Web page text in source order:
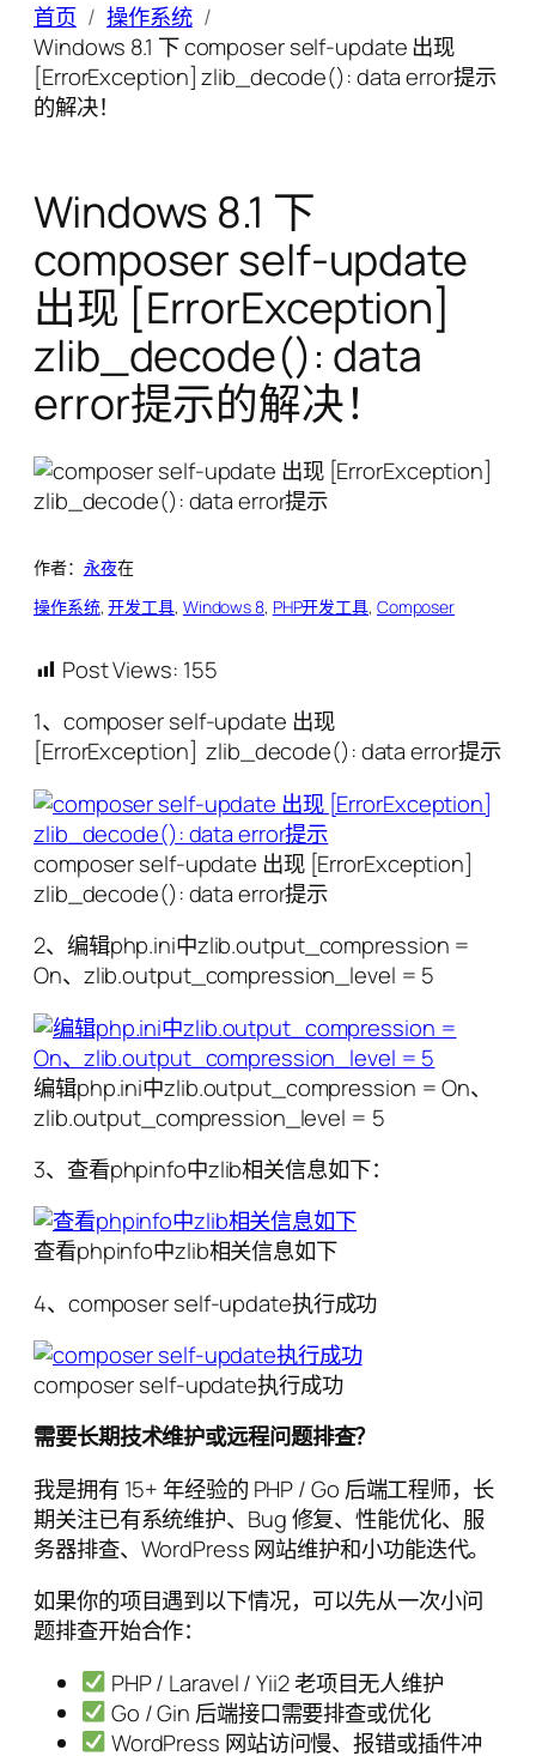
首页
操作系统
Windows 8.1 下 composer self-update 出现
[ErrorException] zlib_decode(): data error提示
的解决！
Windows 8.1 下
composer self-update
出现 [ErrorException]
zlib_decode(): data
error提示的解决！
作者： 永夜在
操作系统, 开发工具, Windows 8, PHP开发工具, Composer
Post Views: 155
1、composer self-update 出现
[ErrorException] zlib_decode(): data error提示
composer self-update 出现 [ErrorException]
zlib_decode(): data error提示
2、编辑php.ini中zlib.output_compression =
On、zlib.output_compression_level = 5
编辑php.ini中zlib.output_compression = On、
zlib.output_compression_level = 5
3、查看phpinfo中zlib相关信息如下：
查看phpinfo中zlib相关信息如下
4、composer self-update执行成功
composer self-update执行成功
需要长期技术维护或远程问题排查？
我是拥有 15+ 年经验的 PHP / Go 后端工程师，长
期关注已有系统维护、Bug 修复、性能优化、服
务器排查、WordPress 网站维护和小功能迭代。
如果你的项目遇到以下情况，可以先从一次小问
题排查开始合作：
PHP / Laravel / Yii2 老项目无人维护
Go / Gin 后端接口需要排查或优化
WordPress 网站访问慢、报错或插件冲